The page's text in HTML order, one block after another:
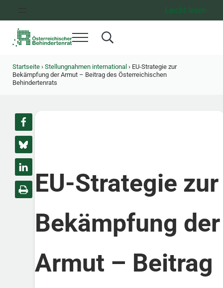
Leicht lesen
Menü Search...
Startseite › Stellungnahmen international ›EU-Strategie zur
Bekämpfung der Armut – Beitrag des Österreichischen
Behindertenrats
EU-Strategie zur
Bekämpfung der
Armut – Beitrag